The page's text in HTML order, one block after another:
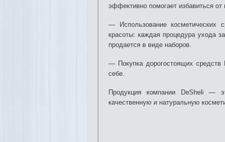
эффективно помогает избавиться
— Использование косметических
красоты: каждая процедура ухода
продается в виде наборов.
— Покупка дорогостоящих
себе.
Продукция компании DeSheli —
качественную и натуральную